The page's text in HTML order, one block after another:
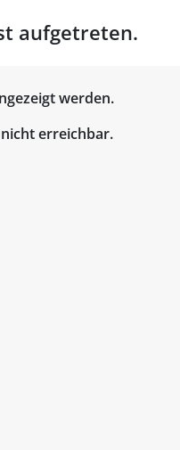
aufgetreten.
werden.
erreichbar.